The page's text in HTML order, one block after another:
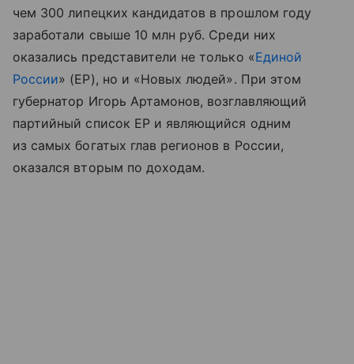
чем 300 липецких кандидатов в прошлом году
заработали свыше 10 млн руб. Среди них
оказались представители не только «Единой
России» (ЕР), но и «Новых людей». При этом
губернатор Игорь Артамонов, возглавляющий
партийный список ЕР и являющийся одним
из самых богатых глав регионов в России,
оказался вторым по доходам.